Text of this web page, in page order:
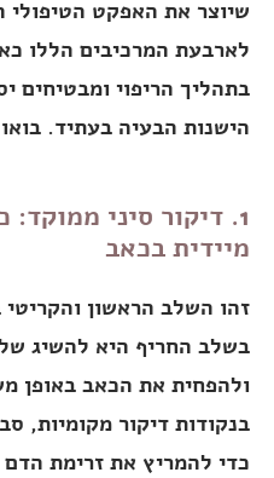
שיוצר את האפקט הטיפולי
לארבעת המרכיבים הללו
בתהליך הריפוי ומבטיחים
הישנות הבעיה בעתיד.
1. דיקור סיני
מיידית בכאב
זהו השלב הראשון והקריטי
בשלב החריף היא להשיג
ולהפחית את הכאב באופן
בנקודות דיקור מקומיות,
כדי להמריץ את זרימת